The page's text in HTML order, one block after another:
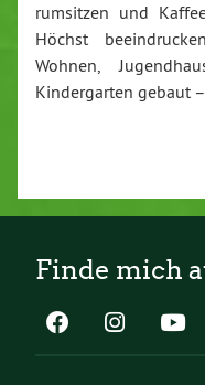
rumsitzen und
Höchst
Wohnen,
Kindergarten gebaut
Finde mich